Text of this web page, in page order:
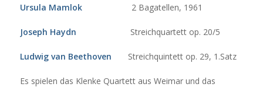
Ursula Mamlok 2 Bagatellen, 1961
Joseph Haydn Streichquartett op. 20/5
Ludwig van Beethoven Streichquintett op. 29, 1.Satz
Es spielen das Klenke Quartett aus Weimar und das